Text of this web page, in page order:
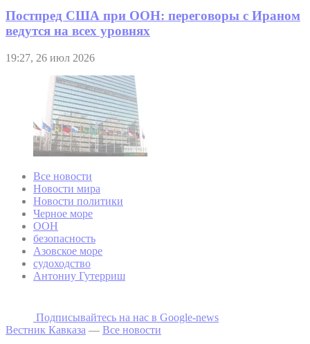
Постпред США при ООН: переговоры с Ираном
ведутся на всех уровнях
19:27, 26 июл 2026
Все новости
Новости мира
Новости политики
Черное море
ООН
безопасность
Азовское море
судоходство
Антониу Гутерриш
Подписывайтесь на наc в Google-news
Вестник Кавказа — Все новости